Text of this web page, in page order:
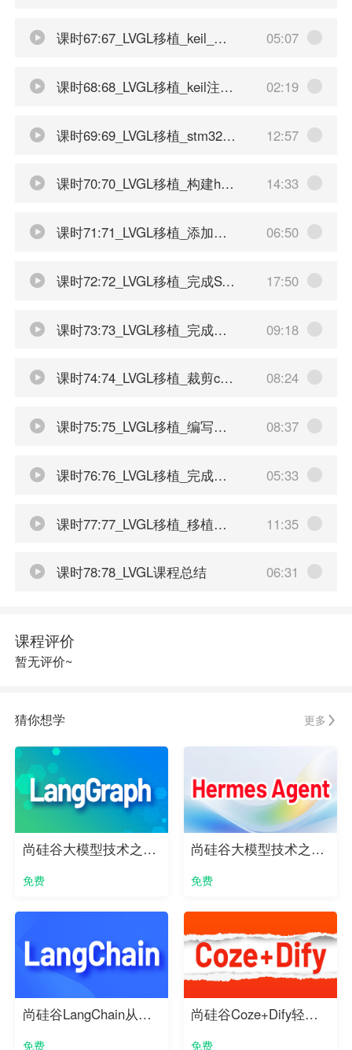
课时67:67_LVGL移植_keil_mdk配置 05:07
课时68:68_LVGL移植_keil注册机使用 02:19
课时69:69_LVGL移植_stm32cubemx安装 12:57
课时70:70_LVGL移植_构建hal项目 14:33
课时71:71_LVGL移植_添加移植文件到项目中 06:50
课时72:72_LVGL移植_完成ST7789屏幕驱动兼容 17:50
课时73:73_LVGL移植_完成触摸屏驱动兼容 09:18
课时74:74_LVGL移植_裁剪conf文件 08:24
课时75:75_LVGL移植_编写main方法逻辑 08:37
课时76:76_LVGL移植_完成移植展示 05:33
课时77:77_LVGL移植_移植自定义的页面 11:35
课时78:78_LVGL课程总结 06:31
课程评价
暂无评价~
猜你想学 更多
尚硅谷大模型技术之LangGraph实战教程
免费
尚硅谷大模型技术之Hermes Agent实战教程
免费
尚硅谷LangChain从入门到实战（2026版）
免费
尚硅谷Coze+Dify轻松开发Agent智能体
免费